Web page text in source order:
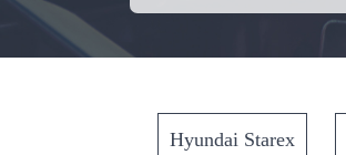
Hyundai Starex